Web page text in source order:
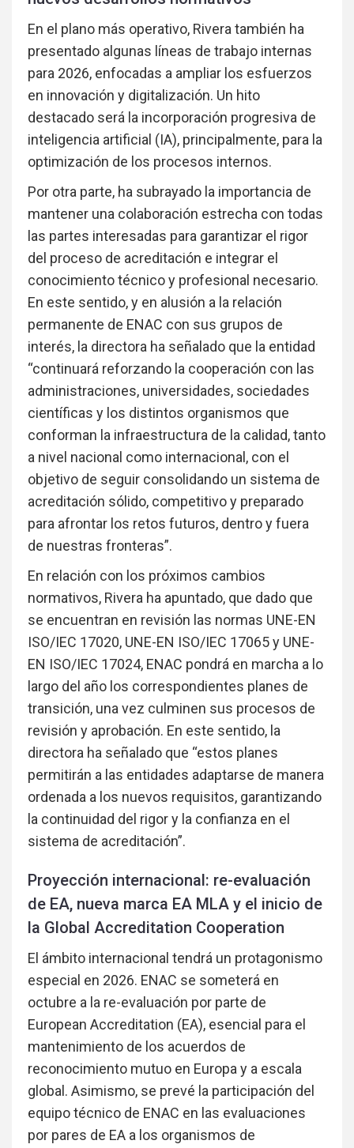
En el plano más operativo, Rivera también ha
presentado algunas líneas de trabajo internas
para 2026, enfocadas a ampliar los esfuerzos
en innovación y digitalización. Un hito
destacado será la incorporación progresiva de
inteligencia artificial (IA), principalmente, para la
optimización de los procesos internos.
Por otra parte, ha subrayado la importancia de
mantener una colaboración estrecha con todas
las partes interesadas para garantizar el rigor
del proceso de acreditación e integrar el
conocimiento técnico y profesional necesario.
En este sentido, y en alusión a la relación
permanente de ENAC con sus grupos de
interés, la directora ha señalado que la entidad
“continuará reforzando la cooperación con las
administraciones, universidades, sociedades
científicas y los distintos organismos que
conforman la infraestructura de la calidad, tanto
a nivel nacional como internacional, con el
objetivo de seguir consolidando un sistema de
acreditación sólido, competitivo y preparado
para afrontar los retos futuros, dentro y fuera
de nuestras fronteras”.
En relación con los próximos cambios
normativos, Rivera ha apuntado, que dado que
se encuentran en revisión las normas UNE-EN
ISO/IEC 17020, UNE-EN ISO/IEC 17065 y UNE-
EN ISO/IEC 17024, ENAC pondrá en marcha a lo
largo del año los correspondientes planes de
transición, una vez culminen sus procesos de
revisión y aprobación. En este sentido, la
directora ha señalado que “estos planes
permitirán a las entidades adaptarse de manera
ordenada a los nuevos requisitos, garantizando
la continuidad del rigor y la confianza en el
sistema de acreditación”.
Proyección internacional: re-evaluación
de EA, nueva marca EA MLA y el inicio de
la Global Accreditation Cooperation
El ámbito internacional tendrá un protagonismo
especial en 2026. ENAC se someterá en
octubre a la re-evaluación por parte de
European Accreditation (EA), esencial para el
mantenimiento de los acuerdos de
reconocimiento mutuo en Europa y a escala
global. Asimismo, se prevé la participación del
equipo técnico de ENAC en las evaluaciones
por pares de EA a los organismos de